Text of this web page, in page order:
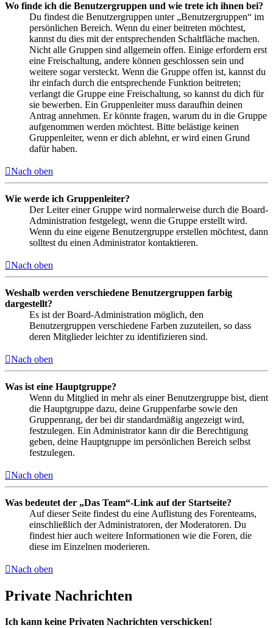
Wo finde ich die Benutzergruppen und wie trete ich ihnen bei?
Du findest die Benutzergruppen unter „Benutzergruppen“ im
persönlichen Bereich. Wenn du einer beitreten möchtest,
kannst du dies mit der entsprechenden Schaltfläche machen.
Nicht alle Gruppen sind allgemein offen. Einige erfordern erst
eine Freischaltung, andere können geschlossen sein und
weitere sogar versteckt. Wenn die Gruppe offen ist, kannst du
ihr einfach durch die entsprechende Funktion beitreten;
verlangt die Gruppe eine Freischaltung, so kannst du dich für
sie bewerben. Ein Gruppenleiter muss daraufhin deinen
Antrag annehmen. Er könnte fragen, warum du in die Gruppe
aufgenommen werden möchtest. Bitte belästige keinen
Gruppenleiter, wenn er dich ablehnt, er wird einen Grund
dafür haben.
Nach oben
Wie werde ich Gruppenleiter?
Der Leiter einer Gruppe wird normalerweise durch die Board-
Administration festgelegt, wenn die Gruppe erstellt wird.
Wenn du eine eigene Benutzergruppe erstellen möchtest, dann
solltest du einen Administrator kontaktieren.
Nach oben
Weshalb werden verschiedene Benutzergruppen farbig
dargestellt?
Es ist der Board-Administration möglich, den
Benutzergruppen verschiedene Farben zuzuteilen, so dass
deren Mitglieder leichter zu identifizieren sind.
Nach oben
Was ist eine Hauptgruppe?
Wenn du Mitglied in mehr als einer Benutzergruppe bist, dient
die Hauptgruppe dazu, deine Gruppenfarbe sowie den
Gruppenrang, der bei dir standardmäßig angezeigt wird,
festzulegen. Ein Administrator kann dir die Berechtigung
geben, deine Hauptgruppe im persönlichen Bereich selbst
festzulegen.
Nach oben
Was bedeutet der „Das Team“-Link auf der Startseite?
Auf dieser Seite findest du eine Auflistung des Forenteams,
einschließlich der Administratoren, der Moderatoren. Du
findest hier auch weitere Informationen wie die Foren, die
diese im Einzelnen moderieren.
Nach oben
Private Nachrichten
Ich kann keine Privaten Nachrichten verschicken!